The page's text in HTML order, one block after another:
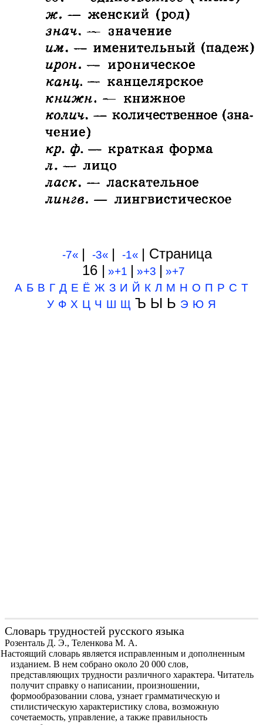
-7« | -3« | -1« | Cтраница
16 | »+1 | »+3 | »+7
А Б В Г Д Е Ё Ж З И Й К Л М Н О П Р С Т
У Ф Х Ц Ч Ш Щ Ъ Ы Ь Э Ю Я
Словарь трудностей русского языка
Розенталь Д. Э., Теленкова М. А.
Настоящий словарь является исправленным и дополненным
изданием. В нем собрано около 20 000 слов,
представляющих трудности различного характера. Читатель
получит справку о написании, произношении,
формообразовании слова, узнает грамматическую и
стилистическую характеристику слова, возможную
сочетаемость, управление, а также правильность